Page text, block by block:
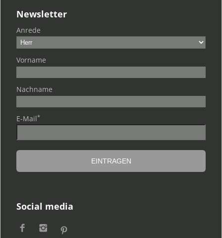
Newsletter
Anrede
Vorname
Nachname
E-Mail*
Social media